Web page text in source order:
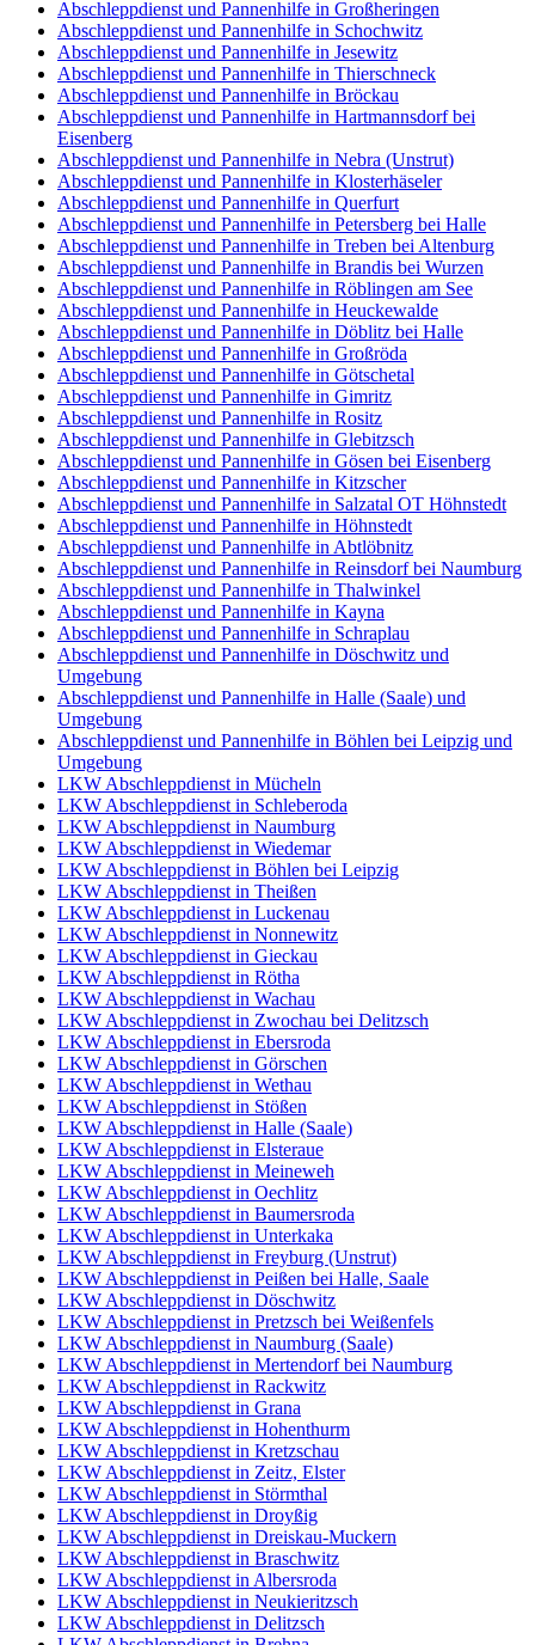
Abschleppdienst und Pannenhilfe in Großheringen
Abschleppdienst und Pannenhilfe in Schochwitz
Abschleppdienst und Pannenhilfe in Jesewitz
Abschleppdienst und Pannenhilfe in Thierschneck
Abschleppdienst und Pannenhilfe in Bröckau
Abschleppdienst und Pannenhilfe in Hartmannsdorf bei
Eisenberg
Abschleppdienst und Pannenhilfe in Nebra (Unstrut)
Abschleppdienst und Pannenhilfe in Klosterhäseler
Abschleppdienst und Pannenhilfe in Querfurt
Abschleppdienst und Pannenhilfe in Petersberg bei Halle
Abschleppdienst und Pannenhilfe in Treben bei Altenburg
Abschleppdienst und Pannenhilfe in Brandis bei Wurzen
Abschleppdienst und Pannenhilfe in Röblingen am See
Abschleppdienst und Pannenhilfe in Heuckewalde
Abschleppdienst und Pannenhilfe in Döblitz bei Halle
Abschleppdienst und Pannenhilfe in Großröda
Abschleppdienst und Pannenhilfe in Götschetal
Abschleppdienst und Pannenhilfe in Gimritz
Abschleppdienst und Pannenhilfe in Rositz
Abschleppdienst und Pannenhilfe in Glebitzsch
Abschleppdienst und Pannenhilfe in Gösen bei Eisenberg
Abschleppdienst und Pannenhilfe in Kitzscher
Abschleppdienst und Pannenhilfe in Salzatal OT Höhnstedt
Abschleppdienst und Pannenhilfe in Höhnstedt
Abschleppdienst und Pannenhilfe in Abtlöbnitz
Abschleppdienst und Pannenhilfe in Reinsdorf bei Naumburg
Abschleppdienst und Pannenhilfe in Thalwinkel
Abschleppdienst und Pannenhilfe in Kayna
Abschleppdienst und Pannenhilfe in Schraplau
Abschleppdienst und Pannenhilfe in Döschwitz und
Umgebung
Abschleppdienst und Pannenhilfe in Halle (Saale) und
Umgebung
Abschleppdienst und Pannenhilfe in Böhlen bei Leipzig und
Umgebung
LKW Abschleppdienst in Mücheln
LKW Abschleppdienst in Schleberoda
LKW Abschleppdienst in Naumburg
LKW Abschleppdienst in Wiedemar
LKW Abschleppdienst in Böhlen bei Leipzig
LKW Abschleppdienst in Theißen
LKW Abschleppdienst in Luckenau
LKW Abschleppdienst in Nonnewitz
LKW Abschleppdienst in Gieckau
LKW Abschleppdienst in Rötha
LKW Abschleppdienst in Wachau
LKW Abschleppdienst in Zwochau bei Delitzsch
LKW Abschleppdienst in Ebersroda
LKW Abschleppdienst in Görschen
LKW Abschleppdienst in Wethau
LKW Abschleppdienst in Stößen
LKW Abschleppdienst in Halle (Saale)
LKW Abschleppdienst in Elsteraue
LKW Abschleppdienst in Meineweh
LKW Abschleppdienst in Oechlitz
LKW Abschleppdienst in Baumersroda
LKW Abschleppdienst in Unterkaka
LKW Abschleppdienst in Freyburg (Unstrut)
LKW Abschleppdienst in Peißen bei Halle, Saale
LKW Abschleppdienst in Döschwitz
LKW Abschleppdienst in Pretzsch bei Weißenfels
LKW Abschleppdienst in Naumburg (Saale)
LKW Abschleppdienst in Mertendorf bei Naumburg
LKW Abschleppdienst in Rackwitz
LKW Abschleppdienst in Grana
LKW Abschleppdienst in Hohenthurm
LKW Abschleppdienst in Kretzschau
LKW Abschleppdienst in Zeitz, Elster
LKW Abschleppdienst in Störmthal
LKW Abschleppdienst in Droyßig
LKW Abschleppdienst in Dreiskau-Muckern
LKW Abschleppdienst in Braschwitz
LKW Abschleppdienst in Albersroda
LKW Abschleppdienst in Neukieritzsch
LKW Abschleppdienst in Delitzsch